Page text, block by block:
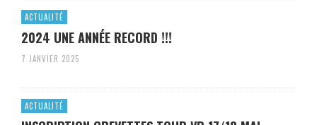
ACTUALITÉ
2024 UNE ANNÉE RECORD !!!
7 JANVIER 2025
ACTUALITÉ